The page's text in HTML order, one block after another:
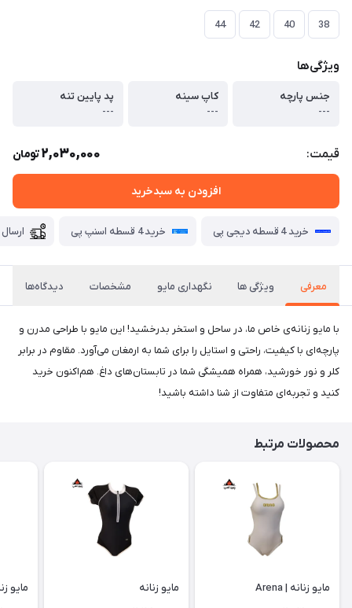
38
40
42
44
ویژگی‌ها
جنس پارچه
---
کاپ سینه
---
پد پایین تنه
---
قیمت: 2,030,000تومان
افزودن به سبدخرید
خرید 4 قسطه دیجی پی خرید 4 قسطه اسنپ پی
معرفی ویژگی ها نگهداری مایو مشخصات دیدگاه‌ها
با مایو زنانه‌ی خاص ما، در ساحل و استخر بدرخشید! این مایو با طراحی مدرن و
پارچه‌ای با کیفیت، راحتی و استایل را برای شما به ارمغان می‌آورد. مقاوم در برابر
کلر و نور خورشید، همراه همیشگی شما در تابستان‌های داغ. هم‌اکنون خرید
کنید و تجربه‌ای متفاوت از شنا داشته باشید!
محصولات مرتبط
مایو زنانه | Arena مایو زنانه مایو